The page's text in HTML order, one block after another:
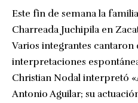
Este fin de semana la
Charreada Juchipila en
Varios integrantes cantaron
interpretaciones
Christian Nodal interpretó
Antonio Aguilar; su